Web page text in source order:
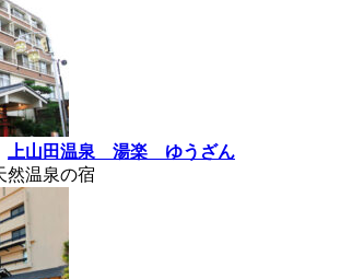
上山田温泉 湯楽 ゆうざん
然温泉の宿